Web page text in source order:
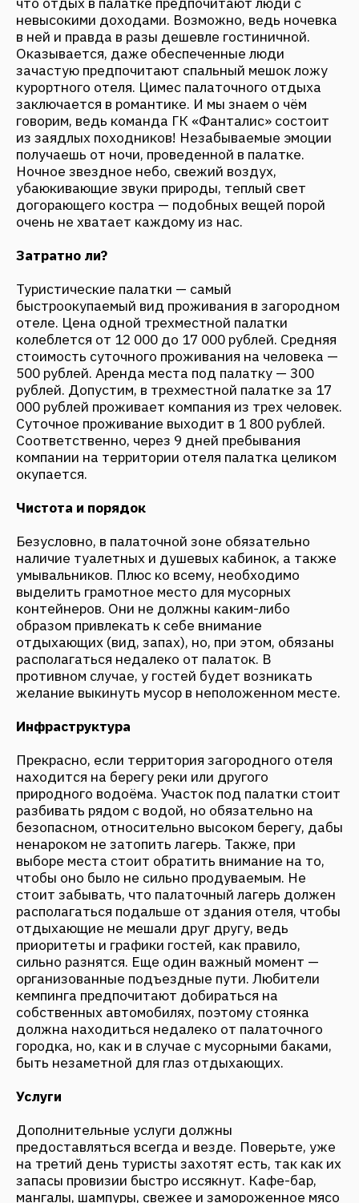
Затратно ли?
Туристические палатки — самый
быстроокупаемый вид проживания в загородном
отеле. Цена одной трехместной палатки
колеблется от 12 000 до 17 000 рублей. Средняя
стоимость суточного проживания на человека —
500 рублей. Аренда места под палатку — 300
рублей. Допустим, в трехместной палатке за 17
000 рублей проживает компания из трех человек.
Суточное проживание выходит в 1 800 рублей.
Соответственно, через 9 дней пребывания
компании на территории отеля палатка целиком
окупается.
Чистота и порядок
Безусловно, в палаточной зоне обязательно
наличие туалетных и душевых кабинок, а также
выделить грамотное место для мусорных
контейнеров. Они не должны каким-либо
образом привлекать к себе внимание
отдыхающих (вид, запах), но, при этом, обязаны
располагаться недалеко от палаток. В
противном случае, у гостей будет возникать
желание выкинуть мусор в неположенном месте.
Инфраструктура
Прекрасно, если территория загородного отеля
находится на берегу реки или другого
природного водоёма. Участок под палатки стоит
разбивать рядом с водой, но обязательно на
безопасном, относительно высоком берегу, дабы
выборе места стоит обратить внимание на то,
чтобы оно было не сильно продуваемым. Не
стоит забывать, что палаточный лагерь должен
располагаться подальше от здания отеля, чтобы
отдыхающие не мешали друг другу, ведь
приоритеты и графики гостей, как правило,
сильно разнятся. Еще один важный момент —
организованные подъездные пути. Любители
кемпинга предпочитают добираться на
собственных автомобилях, поэтому стоянка
должна находиться недалеко от палаточного
городка, но, как и в случае с мусорными баками,
быть незаметной для глаз отдыхающих.
Услуги
Дополнительные услуги должны
предоставляться всегда и везде. Поверьте, уже
запасы провизии быстро иссякнут. Кафе-бар,
мангалы, шампуры, свежее и замороженное мясо
обязательно должны быть предложены
отдыхающим. Помимо радостей для живота,
необходимо организовать прокат велосипедов,
лодок, мячей и прочего спортивного инвентаря.
Подобные развлечения очень популярны среди
любителей палаточного отдыха.
Вывод
Без всякого сомнения, не стоит смешивать
целевую аудиторию и организовывать
палаточный лагерь в загородном отеле класса
«люкс», но если ваш отель предполагает
бюджетное размещение — расширение
количества гостевых мест путем организации
палаточной зоны станет верным шагом.